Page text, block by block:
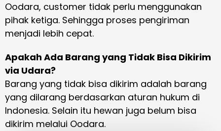
Oodara, customer tidak perlu menggunakan
pihak ketiga. Sehingga proses pengiriman
menjadi lebih cepat.
Apakah Ada Barang yang Tidak Bisa Dikirim
via Udara?
Barang yang tidak bisa dikirim adalah barang
yang dilarang berdasarkan aturan hukum di
Indonesia. Selain itu hewan juga belum bisa
dikirim melalui Oodara.